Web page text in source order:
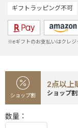
ギフトラッピング不可
※eギフトのお支払いはクレジ
ショップ割
2点以上
ショップ
数量